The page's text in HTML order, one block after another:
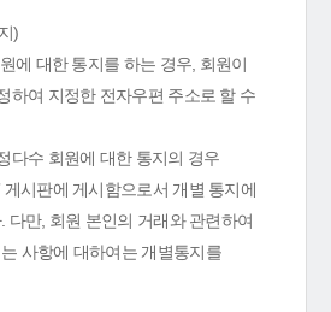
)
에 대한 통지를 하는 경우, 회원이
하여 지정한 전자우편 주소로 할 수
다수 회원에 대한 통지의 경우
게시판에 게시함으로서 개별 통지에
다만, 회원 본인의 거래와 관련하여
사항에 대하여는 개별통지를